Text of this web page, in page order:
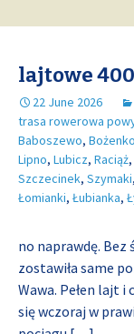
lajtowe
22 June 2026
trasa rowerowa
Baboszewo,
Lipno, Lubicz, Raciąż,
Szczecinek, Szymaki,
Łomianki, Łubianka,
no naprawdę. Bez
zostawiła same
Wawa. Pełen lajt i
się wczoraj w